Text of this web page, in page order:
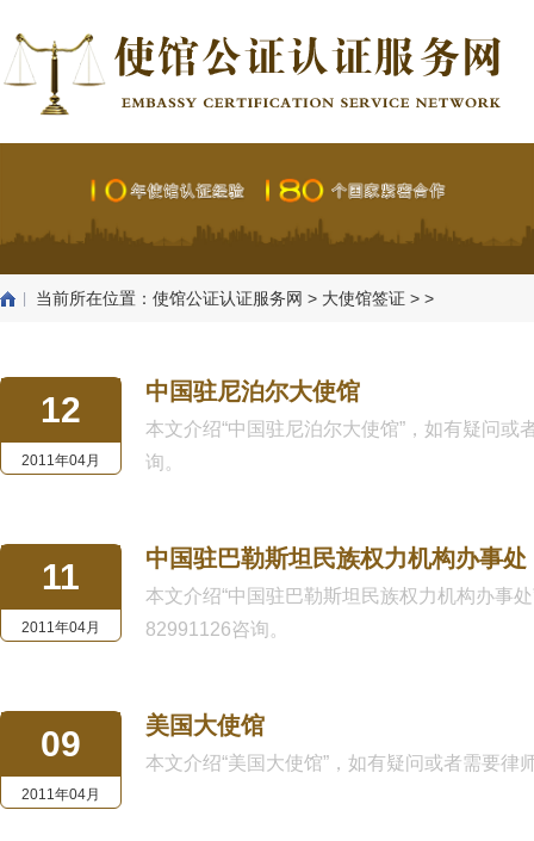
当前所在位置： 使馆公证认证服务网 > 大使馆签证 > >
12
2011年04月
中国驻尼泊尔大使馆
本文介绍“中国驻尼泊尔大使馆”，如有疑问
询。
11
2011年04月
中国驻巴勒斯坦民族权力机构办事处
本文介绍“中国驻巴勒斯坦民族权力机构办事
82991126咨询。
09
2011年04月
美国大使馆
本文介绍“美国大使馆”，如有疑问或者需要